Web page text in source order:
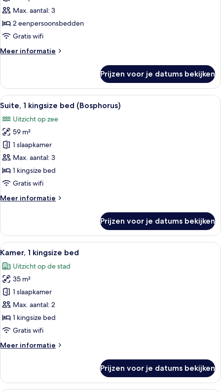
2
eenpersoonsbedden
(Bosphorus)
Max. aantal: 3
2 eenpersoonsbedden
Gratis wifi
Meer informatie
Meer
kamer,
eenpersoonsbedden
(Bosphorus)
Prijzen voor je datums bekijken
Alle
foto's
voor
Suite,
kingsize
bed
(Bosphorus)
Een hotelkamer met een groot bed,
17
Suite, 1 kingsize bed (Bosphorus)
Uitzicht op zee
59 m²
1 slaapkamer
Max. aantal: 3
1 kingsize bed
Gratis wifi
Meer informatie
Meer
1
kingsize
bed
Prijzen voor je datums bekijken
Alle
foto's
voor
Kamer,
kingsize
bed
laden
Luxe beddengoed, een minibar, een
7
Kamer, 1 kingsize bed
Uitzicht op de stad
35 m²
1 slaapkamer
Max. aantal: 2
1 kingsize bed
Gratis wifi
Meer informatie
Meer
1
kingsize
Prijzen voor je datums bekijken